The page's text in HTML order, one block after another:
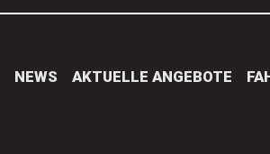
NEWS AKTUELLE ANGEBOTE